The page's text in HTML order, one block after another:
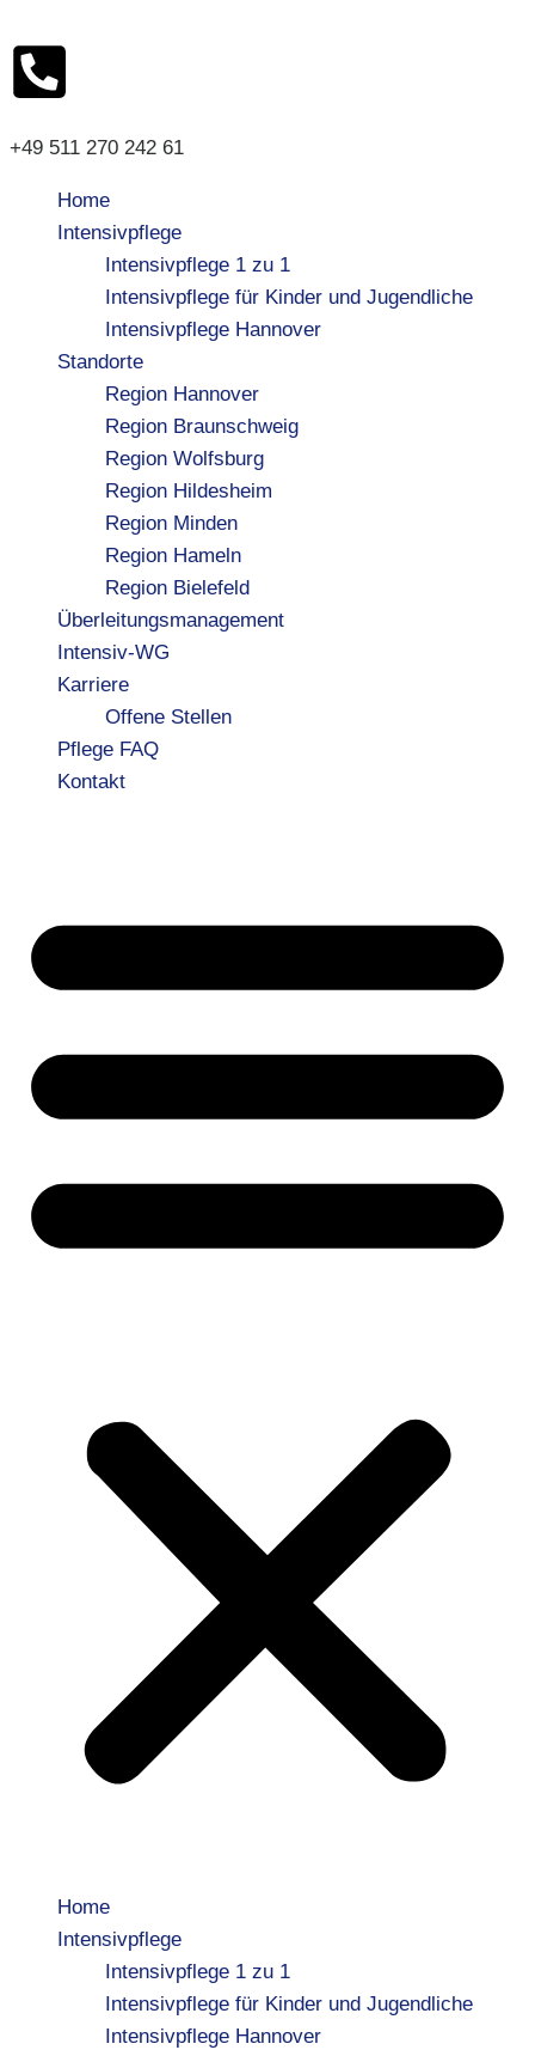
+49 511 270 242 61
Home
Intensivpflege
Intensivpflege 1 zu 1
Intensivpflege für Kinder und Jugendliche
Intensivpflege Hannover
Standorte
Region Hannover
Region Braunschweig
Region Wolfsburg
Region Hildesheim
Region Minden
Region Hameln
Region Bielefeld
Überleitungsmanagement
Intensiv-WG
Karriere
Offene Stellen
Pflege FAQ
Kontakt
Home
Intensivpflege
Intensivpflege 1 zu 1
Intensivpflege für Kinder und Jugendliche
Intensivpflege Hannover